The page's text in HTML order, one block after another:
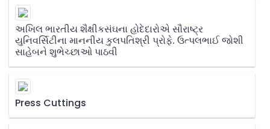
અખિલ ભારતીય શૈક્ષીકસંઘના હોદેદારોએ સૌરાષ્ટ્ર
યુનિવર્સિટીના માનનીય કુલપતિશ્રી પ્રોફે. ઉત્પલભાઈ જોશી
સાહેબને શુભેચ્છાઓ પાઠવી
Press Cuttings